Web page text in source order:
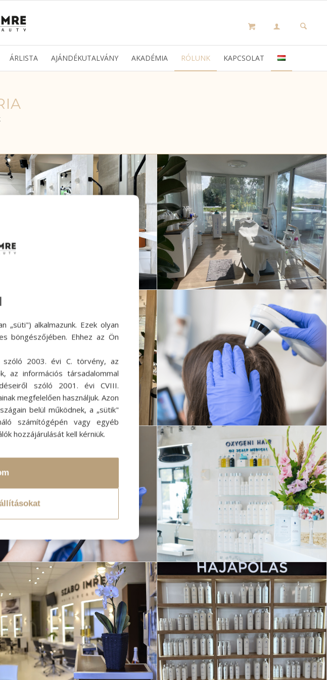
ÁRLISTA AJÁNDÉKUTALVÁNY AKADÉMIA RÓLUNK KAPCSOLAT
„süti") alkalmazunk. Ezek olyan
böngészőjében. Ehhez az Ön
szóló 2003. évi C. törvény, az
az információs társadalommal
szóló 2001. évi CVIII.
megfelelően használjuk. Azon
belül működnek, a „sütik"
számítógépén vagy egyéb
hozzájárulását kell kérniük.